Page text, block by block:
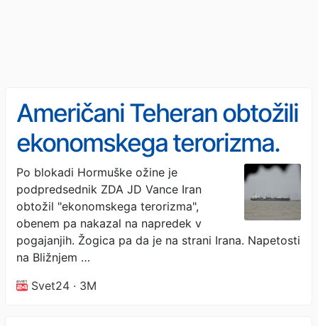
Američani Teheran obtožili
ekonomskega terorizma.
Po blokadi Hormuške ožine je
podpredsednik ZDA JD Vance Iran
obtožil "ekonomskega terorizma",
obenem pa nakazal na napredek v
pogajanjih. Žogica pa da je na strani Irana. Napetosti
na Bližnjem …
Svet24 · 3M